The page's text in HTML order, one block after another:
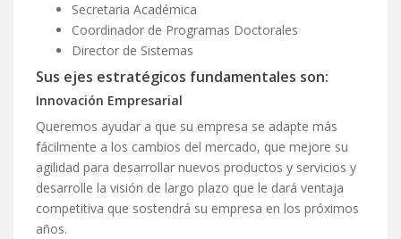
Secretaria Académica
Coordinador de Programas Doctorales
Director de Sistemas
Sus ejes estratégicos fundamentales son:
Innovación Empresarial
Queremos ayudar a que su empresa se adapte más
fácilmente a los cambios del mercado, que mejore su
agilidad para desarrollar nuevos productos y servicios y
desarrolle la visión de largo plazo que le dará ventaja
competitiva que sostendrá su empresa en los próximos
años.